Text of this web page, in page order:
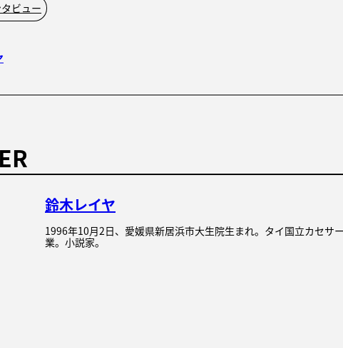
ビュー
鈴木レイヤ
1996年10月2日、愛媛県新居浜市大生院生まれ。タイ国立カセサ
業。小説家。